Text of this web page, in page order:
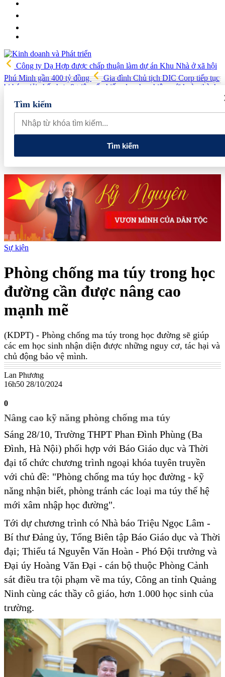
Công ty Dạ Hợp được chấp thuận làm dự án Khu Nhà ở xã hội
Phú Minh gần 400 tỷ đồng
Gia đình Chủ tịch DIC Corp tiếp tục
bị bán giải chấp hơn 8 triệu cổ phiếu, doanh nghiệp mới hoàn thành
khoảng 1/4 kế hoạch năm
quay đầu giảm sâu
Thiết lập các cơ chế, chính sách đặc thù để
thúc đẩy phát triển khu kinh tế đặc biệt
7/8: Dầu thế giới bật tăng mạnh, giá xăng trong nước đồng loạt giảm
Tìm kiếm
Tìm kiếm
Sự kiện
Phòng chống ma túy trong học
đường cần được nâng cao
mạnh mẽ
(KDPT) - Phòng chống ma túy trong học đường sẽ giúp
các em học sinh nhận diện được những nguy cơ, tác hại và
chủ động bảo vệ mình.
Lan Phương
16h50 28/10/2024
0
Nâng cao kỹ năng phòng chống ma túy
Sáng 28/10, Trường THPT Phan Đình Phùng (Ba
Đình, Hà Nội) phối hợp với Báo Giáo dục và Thời
đại tổ chức chương trình ngoại khóa tuyên truyền
với chủ đề: "Phòng chống ma túy học đường - kỹ
năng nhận biết, phòng tránh các loại ma túy thế hệ
mới xâm nhập học đường".
Tới dự chương trình có Nhà báo Triệu Ngọc Lâm -
Bí thư Đảng ủy, Tổng Biên tập Báo Giáo dục và Thời
đại; Thiếu tá Nguyễn Văn Hoàn - Phó Đội trưởng và
Đại úy Hoàng Văn Đại - cán bộ thuộc Phòng Cảnh
sát điều tra tội phạm về ma túy, Công an tỉnh Quảng
Ninh cùng các thầy cô giáo, hơn 1.000 học sinh của
trường.